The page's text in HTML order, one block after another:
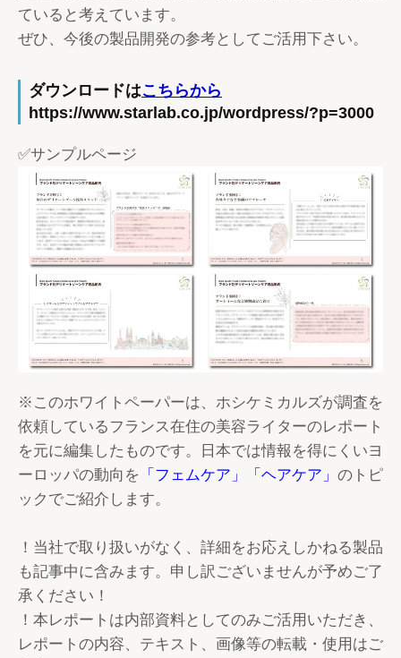
ていると考えています。
ぜひ、今後の製品開発の参考としてご活用下さい。
ダウンロードはこちらから
https://www.starlab.co.jp/wordpress/?p=3000
✅サンプルページ
※このホワイトペーパーは、ホシケミカルズが調査を
依頼しているフランス在住の美容ライターのレポート
を元に編集したものです。日本では情報を得にくいヨ
ーロッパの動向を 「フェムケア」「ヘアケア」 のトピ
ックでご紹介します。
！当社で取り扱いがなく、詳細をお応えしかねる製品
も記事中に含みます。申し訳ございませんが予めご了
承ください！
！本レポートは内部資料としてのみご活用いただき、
レポートの内容、テキスト、画像等の転載・使用はご